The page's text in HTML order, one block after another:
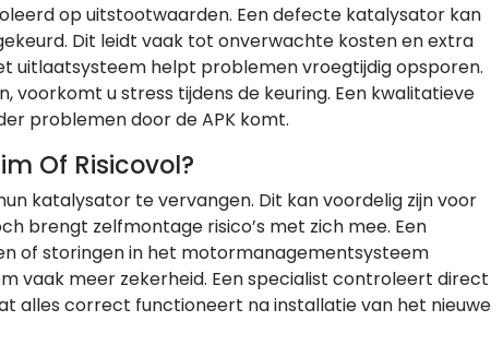
op uitstootwaarden. Een defecte katalysator kan
Dit leidt vaak tot onverwachte kosten en extra
uitlaatsysteem helpt problemen vroegtijdig opsporen.
voorkomt u stress tijdens de keuring. Een kwalitatieve
problemen door de APK komt.
Of Risicovol?
katalysator te vervangen. Dit kan voordelig zijn voor
brengt zelfmontage risico’s met zich mee. Een
of storingen in het motormanagementsysteem
vaak meer zekerheid. Een specialist controleert direct
alles correct functioneert na installatie van het nieuwe